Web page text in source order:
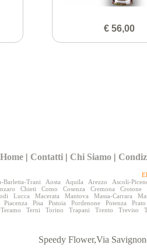
€ 56,00
Home | Contatti | Chi Siamo |
Barletta-Trani Aosta Aquila Arezzo Ascoli-
Chieti Como Cosenza Cremona Crotone
Lucca Macerata Mantova Massa-Carrara
Piacenza Pisa Pistoia Pordenone Potenza Prato
Teramo Terni Torino Trapani Trento Treviso
Speedy Flower,Via